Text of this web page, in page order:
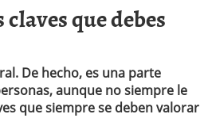
que debes
De hecho, es una parte
aunque no siempre le
que siempre se deben valorar